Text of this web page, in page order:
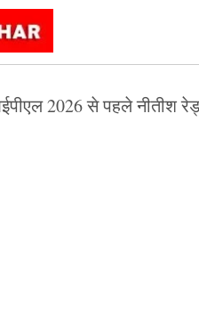
Bihar
2026 से पहले नीतीश